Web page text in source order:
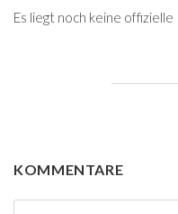
Es liegt noch keine
KOMMENTARE